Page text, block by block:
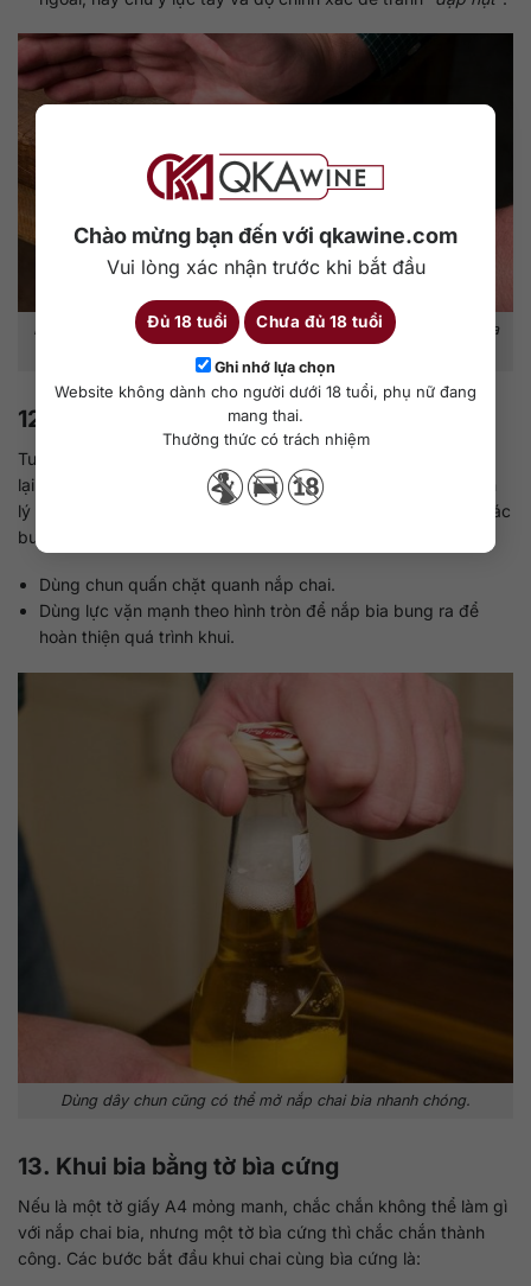
Chào mừng bạn đến với qkawine.com
Vui lòng xác nhận trước khi bắt đầu
Đủ 18 tuổi Chưa đủ 18 tuổi
Ghi nhớ lựa chọn
Website không dành cho người dưới 18 tuổi, phụ nữ đang
mang thai.
Thưởng thức có trách nhiệm
Hãy chọn một chiếc bàn chắc chắn để thực hiện khui bia nếu chưa
12. Khui bia bằng dây chun
Tuy nghe không đáng tin cho lắm nhưng lại là một cách mang
lại hiệu quả bất ngờ cho rất nhiều người. Tương tự với nguyên
lý của việc mở nắp bằng tay, dùng dây chun để khui bia có các
bước như:
Dùng chun quấn chặt quanh nắp chai.
Dùng lực vặn mạnh theo hình tròn để nắp bia bung ra để
hoàn thiện quá trình khui.
Dùng dây chun cũng có thể mở nắp chai bia nhanh chóng.
13. Khui bia bằng tờ bìa cứng
Nếu là một tờ giấy A4 mỏng manh, chắc chắn không thể làm gì
với nắp chai bia, nhưng một tờ bìa cứng thì chắc chắn thành
công. Các bước bắt đầu khui chai cùng bìa cứng là: